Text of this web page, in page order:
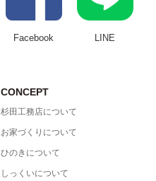
Facebook LINE
CONCEPT
杉田工務店について
お家づくりについて
ひのきについて
しっくいについて